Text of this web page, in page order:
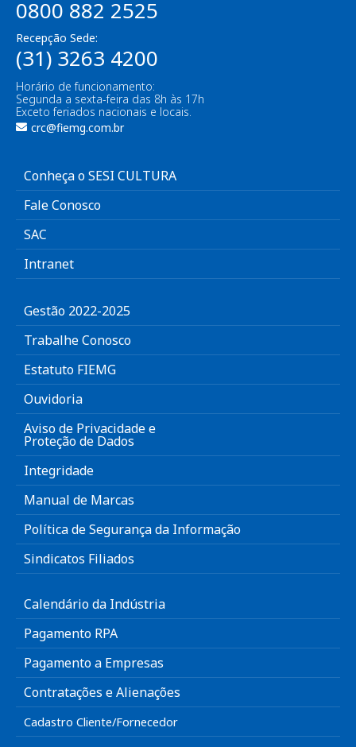
0800 882 2525
Recepção Sede:
(31) 3263 4200
Horário de funcionamento:
Segunda a sexta-feira das 8h às 17h
Exceto feriados nacionais e locais.
crc@fiemg.com.br
Conheça o SESI CULTURA
Fale Conosco
SAC
Intranet
Gestão 2022-2025
Trabalhe Conosco
Estatuto FIEMG
Ouvidoria
Aviso de Privacidade e
Proteção de Dados
Integridade
Manual de Marcas
Política de Segurança da Informação
Sindicatos Filiados
Calendário da Indústria
Pagamento RPA
Pagamento a Empresas
Contratações e Alienações
Cadastro Cliente/Fornecedor